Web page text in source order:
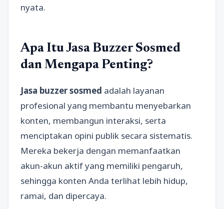
nyata.
Apa Itu Jasa Buzzer Sosmed
dan Mengapa Penting?
Jasa buzzer sosmed adalah layanan
profesional yang membantu menyebarkan
konten, membangun interaksi, serta
menciptakan opini publik secara sistematis.
Mereka bekerja dengan memanfaatkan
akun-akun aktif yang memiliki pengaruh,
sehingga konten Anda terlihat lebih hidup,
ramai, dan dipercaya.